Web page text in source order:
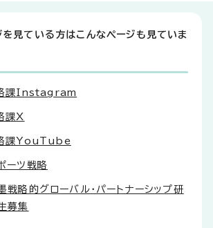
を見ている方はこんなページも見ていま
課Instagram
課X
課YouTube
ーツ戦略
戦略的グローバル・パートナーシップ研
募集